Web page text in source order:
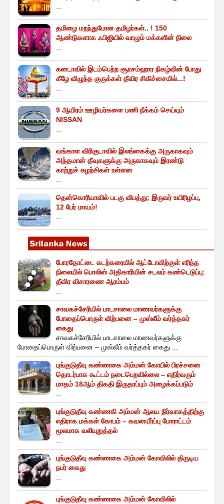
...
தமிழை மறந்துபோன தமிழர்கள்.. ! 150
ஆண்டுகளாக ஃபிஜியில் வாழும் மக்களின் நிலை
...
கனடாவில் இடம்பெற்ற சூரசம்ஹார நிகழ்வின் போது
கீழே விழுந்த குருக்கள் தீவிர சிகிச்சையில்...!
...
9 ஆயிரம் ஊழியர்களை பணி நீக்கம் செய்யும்
NISSAN
...
வங்காள விரிகுடாவில் இலங்கைக்கு அருகாகவும்
அந்தமான் தீவுகளுக்கு அருகாகவும் இரண்டு
காற்றுச் சுழற்சிகள் உள்ளன
...
தென்கொரியாவில் படகு விபத்து; இருவர் உயிரிழப்பு,
12 பேர் மாயம்!
...
போரதோட்டை கடற்கரையில் ஆட்டோவிற்குள் எரிந்த
நிலையில் பொலிஸ் அதிகாரியின் சடலம் கண்டெடுப்பு:
தீவிர விசாரணை ஆரம்பம்
...
சாவகச்சேரியில் பாடசாலை மாணவர்களுக்கு
போதைப்பொருள் விற்பனை – முஸ்லீம் வர்த்தகர்
கைது
சாவகச்சேரியில் பாடசாலை மாணவர்களுக்கு
போதைப்பொருள் விற்பனை – முஸ்லீம் வர்த்தகர் கைது ...
புங்குடுதீவு கண்ணகை அம்மன் கோயில் பிரச்சனை
தொடர்பாக கூட்டம் நடைபெறவில்லை – எதிர்வரும்
மாதம் 18ஆம் திகதி இருதரப்பும் அழைக்கப்படும்
...
புங்குடுதீவு கண்ணகி அம்மன் ஆலய நிர்வாகத்திற்கு
எதிராக மக்கள் கோபம் – கவனயீர்ப்பு போராட்டம்
மூலமாக வலியுறுத்தல்
...
புங்குடுதீவு கண்ணகை அம்மன் கோவிலில் திருடிய
நபர் கைது
...
புங்குடுதீவு கண்ணகை அம்மன் கோவிலில்